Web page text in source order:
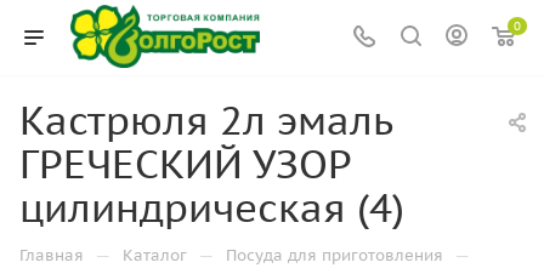
0
Кастрюля 2л эмаль
ГРЕЧЕСКИЙ УЗОР
цилиндрическая (4)
Главная — Каталог — Посуда для приготовления —